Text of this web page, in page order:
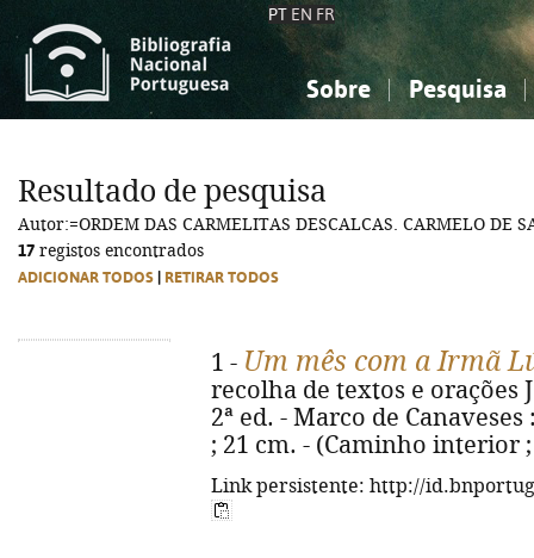
PT EN FR
Sobre Pesquisa
Ciências sociais...
Ciências sociais...
Resultado de pesquisa
Autor:=ORDEM DAS CARMELITAS DESCALCAS. CARMELO DE
17 registos encontrados
ADICIONAR TODOS RETIRAR TODOS
1 - Um mês com a Irmã
recolha de textos e orações
2ª ed. - Marco de
; 21 cm. - (Caminho interior ;
Link persistente: http://